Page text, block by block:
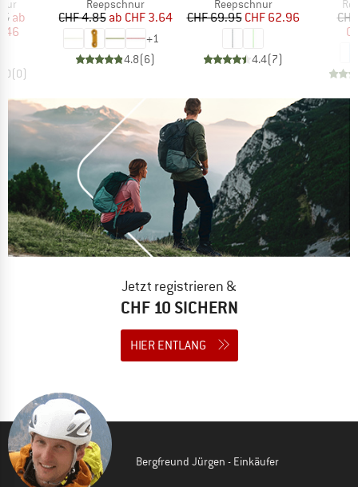
Preis
ab
(0)
Produktgruppe
Reepschnur
Preis
CHF 4.85 reduzierter Preis
ab CHF 3.64
+1
4.8(6)
Produktgruppe
Reepschnur
Preis
CHF 69.95reduzierter Preis
CHF 62.96
4.4(7)
Jetzt registrieren &
CHF 10 SICHERN
HIER ENTLANG
Bergfreund Jürgen - Einkäufer